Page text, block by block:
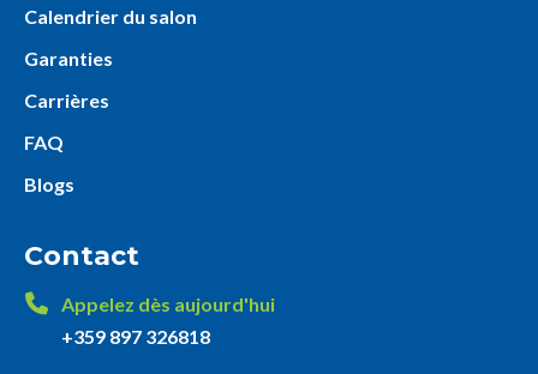
Calendrier du salon
Garanties
Carrières
FAQ
Blogs
Contact
Appelez dès aujourd'hui
+359 897 326818